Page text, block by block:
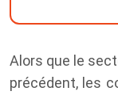
Alors que le
précédent, les